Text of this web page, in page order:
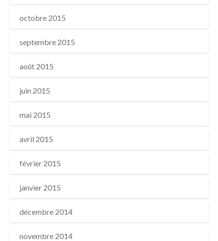
octobre 2015
septembre 2015
août 2015
juin 2015
mai 2015
avril 2015
février 2015
janvier 2015
décembre 2014
novembre 2014